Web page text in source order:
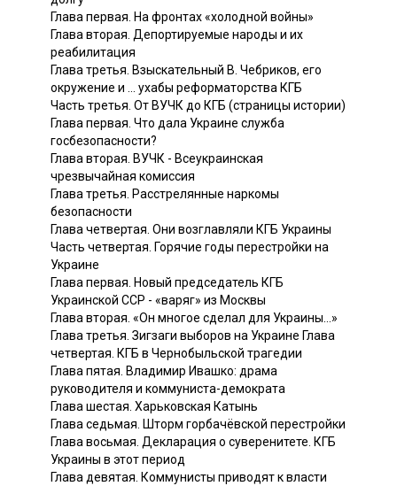
Глава первая. На фронтах «холодной войны»
Глава вторая. Депортируемые народы и их
реабилитация
Глава третья. Взыскательный В. Чебриков, его
окружение и ... ухабы реформаторства КГБ
Часть третья. От ВУЧК до КГБ (страницы истории)
Глава первая. Что дала Украине служба
госбезопасности?
Глава вторая. ВУЧК - Всеукраинская
чрезвычайная комиссия
Глава третья. Расстрелянные наркомы
безопасности
Глава четвертая. Они возглавляли КГБ Украины
Часть четвертая. Горячие годы перестройки на
Украине
Глава первая. Новый председатель КГБ
Украинской ССР - «варяг» из Москвы
Глава вторая. «Он многое сделал для Украины...»
Глава третья. Зигзаги выборов на Украине Глава
четвертая. КГБ в Чернобыльской трагедии
Глава пятая. Владимир Ивашко: драма
руководителя и коммуниста-демократа
Глава шестая. Харьковская Катынь
Глава седьмая. Шторм горбачёвской перестройки
Глава восьмая. Декларация о суверенитете. КГБ
Украины в этот период
Глава девятая. Коммунисты приводят к власти